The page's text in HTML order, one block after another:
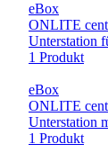
eBox
ONLITE
Unterstation
1 Produkt
eBox
ONLITE
Unterstation
1 Produkt